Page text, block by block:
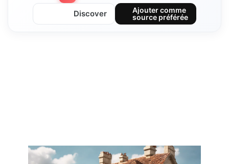
Discover
Ajouter comme
source préférée